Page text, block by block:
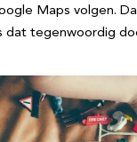
Maps volgen.
dat tegenwoordig